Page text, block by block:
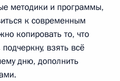
методики и программы,
к современным
копировать то, что
взять всё
дню, дополнить